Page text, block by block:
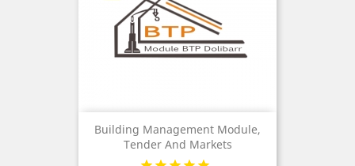
Building Management Module,
Tender And Markets